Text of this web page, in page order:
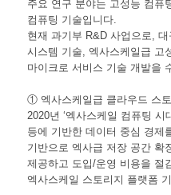
주요 연구 분야는 고성능 컴퓨
컴퓨팅 기술입니다.
현재 과기부 R&D 사업으로,
시스템 기술, 엑사스케일급 고
마이크로 서비스 기술 개발을
① 엑사스케일급 클라우드 스
2020년 ‘엑사스케일 컴퓨팅 시
등에 기반한 데이터 중심 경제
기반으로 엑사급 저장 공간 확
제공하고 도입/운영 비용을 절
엑사스케일 스토리지 플랫폼